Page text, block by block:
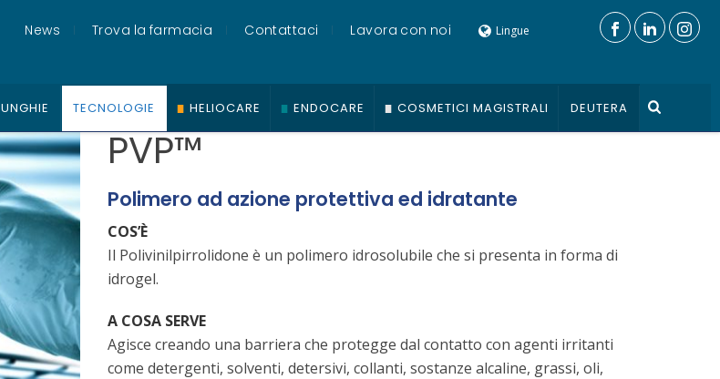
News Trova la farmacia Contattaci Lavora con noi Lingue
UNGHIE TECNOLOGIE HELIOCARE ENDOCARE COSMETICI MAGISTRALI DEUTERA
PVP™
Polimero ad azione protettiva ed idratante
COS’È
Il Polivinilpirrolidone è un polimero idrosolubile che si presenta in forma di
idrogel.
A COSA SERVE
Agisce creando una barriera che protegge dal contatto con agenti irritanti
come detergenti, solventi, detersivi, collanti, sostanze alcaline, grassi, oli,